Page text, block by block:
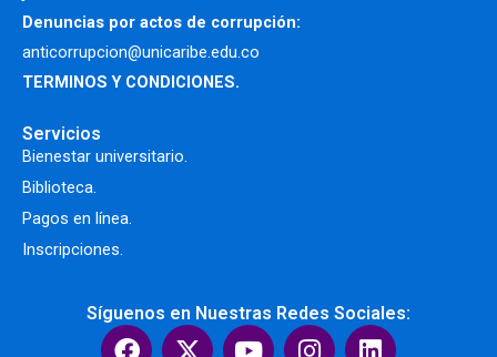
Denuncias por actos de corrupción:
anticorrupcion@unicaribe.edu.co
TERMINOS Y CONDICIONES.
Servicios
Bienestar universitario.
Biblioteca.
Pagos en línea.
Inscripciones.
Síguenos en Nuestras Redes Sociales:
F X Y I L